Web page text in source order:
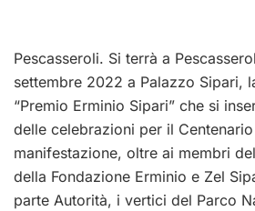
Pescasseroli. Si terrà a
settembre 2022 a Palazzo Sipari,
“Premio Erminio Sipari” che si
delle celebrazioni per il
manifestazione, oltre ai membri
della Fondazione Erminio e Zel
parte Autorità, i vertici del Parco